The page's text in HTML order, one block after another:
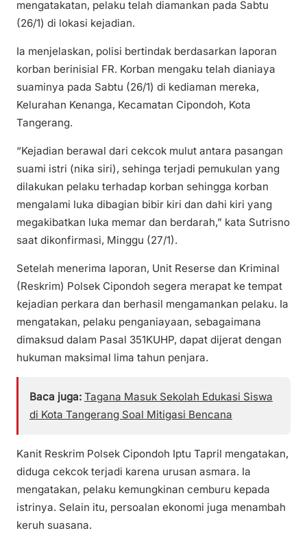
mengatakatan, pelaku telah diamankan pada Sabtu
(26/1) di lokasi kejadian.
Ia menjelaskan, polisi bertindak berdasarkan laporan
korban berinisial FR. Korban mengaku telah dianiaya
suaminya pada Sabtu (26/1) di kediaman mereka,
Kelurahan Kenanga, Kecamatan Cipondoh, Kota
Tangerang.
“Kejadian berawal dari cekcok mulut antara pasangan
suami istri (nika siri), sehinga terjadi pemukulan yang
dilakukan pelaku terhadap korban sehingga korban
mengalami luka dibagian bibir kiri dan dahi kiri yang
megakibatkan luka memar dan berdarah,” kata Sutrisno
saat dikonfirmasi, Minggu (27/1).
Setelah menerima laporan, Unit Reserse dan Kriminal
(Reskrim) Polsek Cipondoh segera merapat ke tempat
kejadian perkara dan berhasil mengamankan pelaku. Ia
mengatakan, pelaku penganiayaan, sebagaimana
dimaksud dalam Pasal 351KUHP, dapat dijerat dengan
hukuman maksimal lima tahun penjara.
Baca juga: Tagana Masuk Sekolah Edukasi Siswa
di Kota Tangerang Soal Mitigasi Bencana
Kanit Reskrim Polsek Cipondoh Iptu Tapril mengatakan,
diduga cekcok terjadi karena urusan asmara. Ia
mengatakan, pelaku kemungkinan cemburu kepada
istrinya. Selain itu, persoalan ekonomi juga menambah
keruh suasana.